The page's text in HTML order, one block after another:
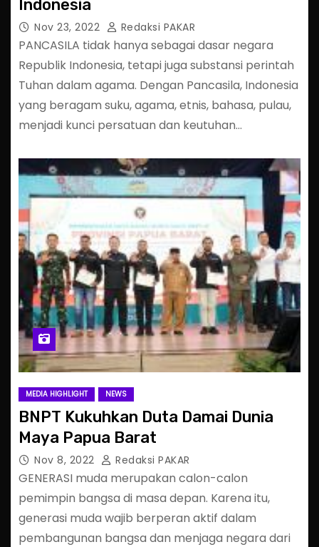
Indonesia
Nov 23, 2022 Redaksi PAKAR
PANCASILA tidak hanya sebagai dasar negara
Republik Indonesia, tetapi juga substansi perintah
Tuhan dalam agama. Dengan Pancasila, Indonesia
yang beragam suku, agama, etnis, bahasa, pulau,
menjadi kunci persatuan dan keutuhan…
MEDIA HIGHLIGHT NEWS
BNPT Kukuhkan Duta Damai Dunia
Maya Papua Barat
Nov 8, 2022 Redaksi PAKAR
GENERASI muda merupakan calon-calon
pemimpin bangsa di masa depan. Karena itu,
generasi muda wajib berperan aktif dalam
pembangunan bangsa dan menjaga negara dari